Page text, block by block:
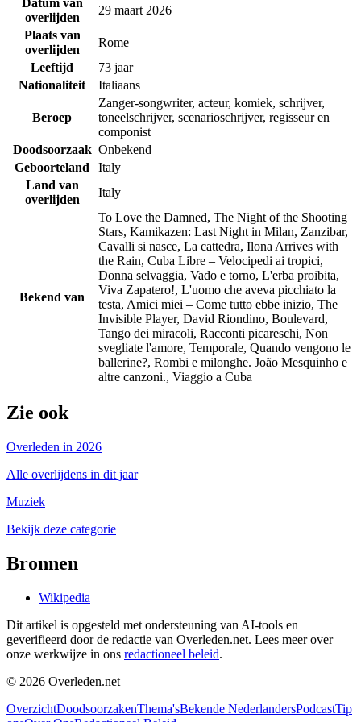
overlijden
29 maart 2026
Plaats van
overlijden
Rome
Leeftijd
73 jaar
Nationaliteit
Italiaans
Beroep
Zanger-songwriter, acteur, komiek, schrijver,
toneelschrijver, scenarioschrijver, regisseur en
componist
Doodsoorzaak Onbekend
Geboorteland
Italy
Land van
overlijden
Italy
Bekend van
To Love the Damned, The Night of the Shooting
Stars, Kamikazen: Last Night in Milan, Zanzibar,
Cavalli si nasce, La cattedra, Ilona Arrives with
the Rain, Cuba Libre – Velocipedi ai tropici,
Donna selvaggia, Vado e torno, L'erba proibita,
Viva Zapatero!, L'uomo che aveva picchiato la
testa, Amici miei – Come tutto ebbe inizio, The
Invisible Player, David Riondino, Boulevard,
Tango dei miracoli, Racconti picareschi, Non
svegliate l'amore, Temporale, Quando vengono le
ballerine?, Rombi e milonghe. João Mesquinho e
altre canzoni., Viaggio a Cuba
Zie ook
Overleden in 2026
Alle overlijdens in dit jaar
Muziek
Bekijk deze categorie
Bronnen
Wikipedia
Dit artikel is opgesteld met ondersteuning van AI-tools en
geverifieerd door de redactie van Overleden.net. Lees meer over
onze werkwijze in ons redactioneel beleid.
© 2026 Overleden.net
OverzichtDoodsoorzakenThema'sBekende NederlandersPodcastTip